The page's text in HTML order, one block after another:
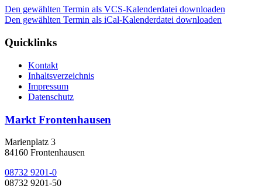
Den gewählten Termin als VCS-Kalenderdatei downloaden
Den gewählten Termin als iCal-Kalenderdatei downloaden
Quicklinks
Kontakt
Inhaltsverzeichnis
Impressum
Datenschutz
Markt Frontenhausen
Marienplatz 3
84160 Frontenhausen
08732 9201-0
08732 9201-50